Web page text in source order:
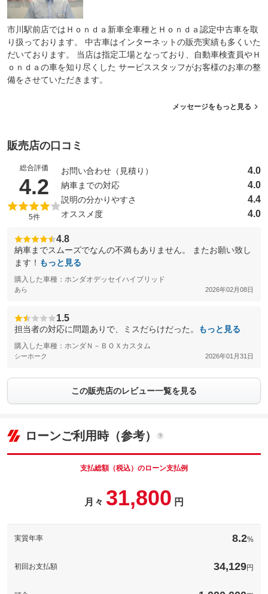
市川駅前店ではＨｏｎｄａ新車全車種とＨｏｎｄａ認定中古車を取
り扱っております。 中古車はインターネットの販売実績も多くいた
だいております。 当店は指定工場となっており、自動車検査員やＨ
ｏｎｄａの車を知り尽くした サービススタッフがお客様のお車の整
備をさせていただきます。
メッセージをもっと見る
販売店の口コミ
総合評価
4.2 （5点満点中）
5件
お問い合わせ（見積り） 4.0
納車までの対応 4.0
説明の分かりやすさ 4.4
オススメ度 4.0
4.8
納車までスムーズでなんの不満もありません。 またお願い致し
ます！ もっと見る
購入した車種：ホンダオデッセイハイブリッド
あら 2026年02月08日
1.5
担当者の対応に問題ありで、ミスだらけだった。 もっと見る
購入した車種：ホンダＮ－ＢＯＸカスタム
シーホーク 2026年01月31日
この販売店のレビュー一覧を見る
ローンご利用時（参考）
支払総額（税込）のローン支払例
月々 31,800 円
実質年率 8.2%
初回お支払額 34,129円